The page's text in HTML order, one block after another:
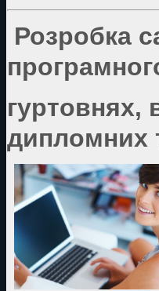
Розробка
гуртовнях,
дипломних